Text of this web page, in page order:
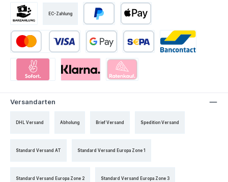
EC-Zahlung
Versandarten
DHL Versand Abholung Brief Versand Spedition Versand
Standard Versand AT Standard Versand Europa Zone 1
Standard Versand Europa Zone 2 Standard Versand Europa Zone 3